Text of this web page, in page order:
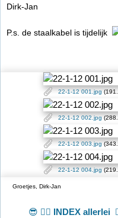
Dirk-Jan
P.s. de staalkabel is tijdelijk
22-1-12 001.jpg
22-1-12 002.jpg
22-1-12 003.jpg
22-1-12 004.jpg
Groetjes, Dirk-Jan
😎 👉🏻 INDEX allerlei